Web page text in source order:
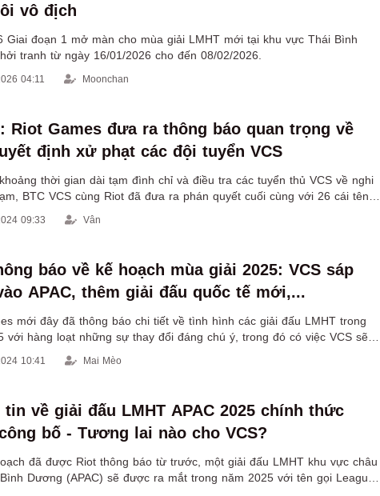
vô địch
Giai đoạn 1 mở màn cho mùa giải LMHT mới tại khu vực Thái Bình
tranh từ ngày 16/01/2026 cho đến 08/02/2026.
04:11 Moonchan
Riot Games đưa ra thông báo quan trọng về
định xử phạt các đội tuyển VCS
thời gian dài tạm đình chỉ và điều tra các tuyển thủ VCS về nghi
BTC VCS cùng Riot đã đưa ra phán quyết cuối cùng với 26 cái tên
đấu từ 6 tháng cho tới vĩnh viễn.
09:33 Vân
báo về kế hoạch mùa giải 2025: VCS sáp
APAC, thêm giải đấu quốc tế mới,...
mới đây đã thông báo chi tiết về tình hình các giải đấu LMHT trong
với hàng loạt những sự thay đổi đáng chú ý, trong đó có việc VCS sẽ
vào khu vực APAC khiến cộng đồng xôn xao.
10:41 Mai Mèo
tin về giải đấu LMHT APAC 2025 chính thức
bố - Tương lai nào cho VCS?
đã được Riot thông báo từ trước, một giải đấu LMHT khu vực châu
Dương (APAC) sẽ được ra mắt trong năm 2025 với tên gọi League